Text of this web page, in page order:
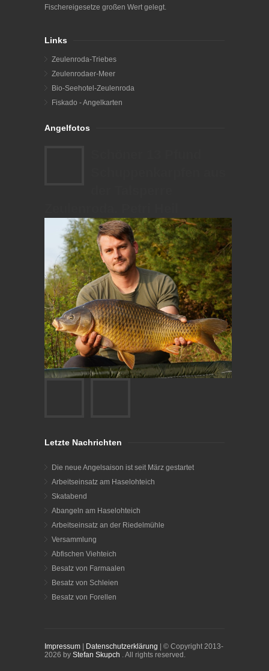
Fischereigesetze großen Wert gelegt.
Links
Zeulenroda-Triebes
Zeulenrodaer-Meer
Bio-Seehotel-Zeulenroda
Fiskado - Angelkarten
Angelfotos
Letzte Nachrichten
Die neue Angelsaison ist seit März gestartet
Arbeitseinsatz am Haselohteich
Skatabend
Abangeln am Haselohteich
Arbeitseinsatz an der Riedelmühle
Versammlung
Abfischen Viehteich
Besatz von Farmaalen
Besatz von Schleien
Besatz von Forellen
Impressum Datenschutzerklärung | © Copyright 2013-
2026 by Stefan Skupch . All rights reserved.